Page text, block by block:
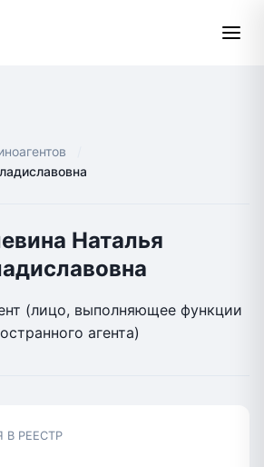
Наталья
(лицо, выполняющее функции
агента)
В РЕЕСТР